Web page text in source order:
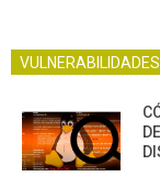
VULNERABILIDADES